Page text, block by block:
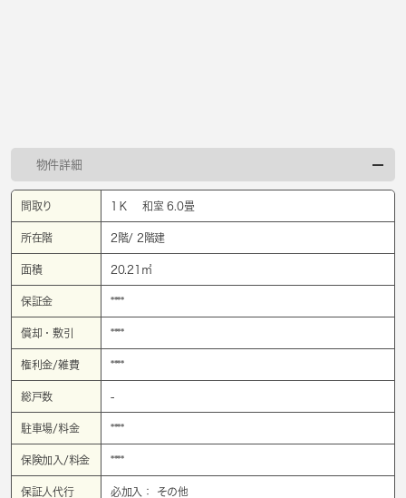
物件詳細
間取り 1Ｋ 和室 6.0畳
所在階 2階/ 2階建
面積 20.21㎡
保証金 ****
償却・敷引 ****
権利金/雑費 ****
総戸数 -
駐車場/料金 ****
保険加入/料金 ****
保証人代行 必加入： その他